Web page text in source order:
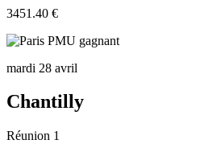
3451.40 €
mardi 28 avril
Chantilly
Réunion 1